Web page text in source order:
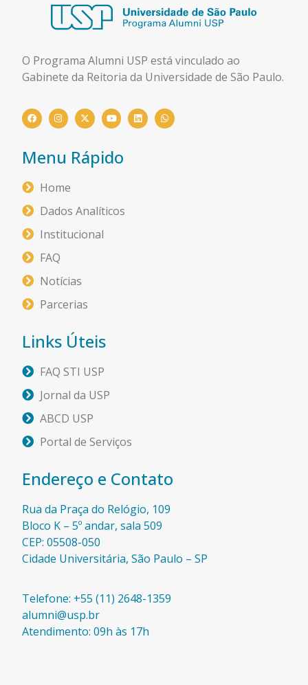
O Programa Alumni USP está vinculado ao
Gabinete da Reitoria da Universidade de São Paulo.
Menu Rápido
Home
Dados Analíticos
Institucional
FAQ
Notícias
Parcerias
Links Úteis
FAQ STI USP
Jornal da USP
ABCD USP
Portal de Serviços
Endereço e Contato
Rua da Praça do Relógio, 109
Bloco K – 5º andar, sala 509
CEP: 05508-050
Cidade Universitária, São Paulo – SP​
Telefone: +55 (11) 2648-1359
alumni@usp.br
Atendimento: 09h às 17h